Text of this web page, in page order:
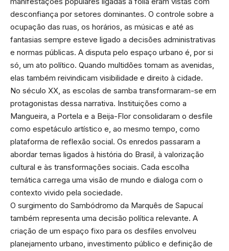
desconfiança por setores dominantes. O controle sobre a
ocupação das ruas, os horários, as músicas e até as
fantasias sempre esteve ligado a decisões administrativas
e normas públicas. A disputa pelo espaço urbano é, por si
só, um ato político. Quando multidões tomam as avenidas,
elas também reivindicam visibilidade e direito à cidade.
No século XX, as escolas de samba transformaram-se em
protagonistas dessa narrativa. Instituições como a
Mangueira, a Portela e a Beija-Flor consolidaram o desfile
como espetáculo artístico e, ao mesmo tempo, como
plataforma de reflexão social. Os enredos passaram a
abordar temas ligados à história do Brasil, à valorização
cultural e às transformações sociais. Cada escolha
temática carrega uma visão de mundo e dialoga com o
contexto vivido pela sociedade.
O surgimento do Sambódromo da Marquês de Sapucaí
também representa uma decisão política relevante. A
criação de um espaço fixo para os desfiles envolveu
planejamento urbano, investimento público e definição de